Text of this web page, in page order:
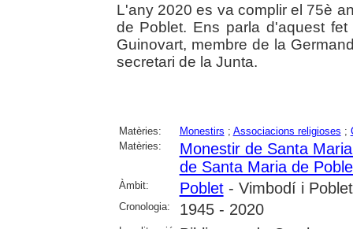
L'any 2020 es va complir el 75è
de Poblet. Ens parla d'aquest
Guinovart, membre de la
secretari de la Junta.
Matèries: Monestirs ; Associacions religioses ;
Matèries:
Monestir de Santa
de Santa Maria de
Àmbit: Poblet- Vimbodí i Poblet
Cronologia: 1945 - 2020